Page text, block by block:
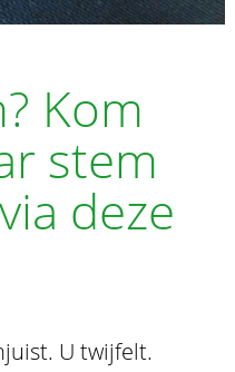
Kom
stem
deze
U twijfelt.